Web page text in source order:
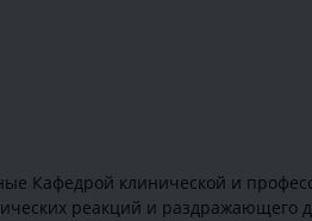
Кафедрой клинической и
реакций и раздражающего